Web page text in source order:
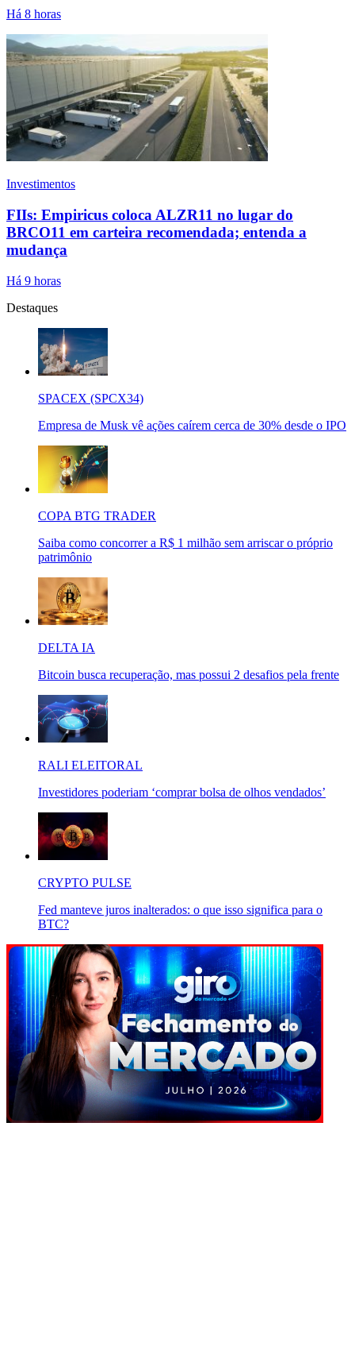
Há 8 horas
Investimentos
FIIs: Empiricus coloca ALZR11 no lugar do
BRCO11 em carteira recomendada; entenda a
mudança
Há 9 horas
Destaques
SPACEX (SPCX34)
Empresa de Musk vê ações caírem cerca de 30% desde o IPO
COPA BTG TRADER
Saiba como concorrer a R$ 1 milhão sem arriscar o próprio
patrimônio
DELTA IA
Bitcoin busca recuperação, mas possui 2 desafios pela frente
RALI ELEITORAL
Investidores poderiam ‘comprar bolsa de olhos vendados’
CRYPTO PULSE
Fed manteve juros inalterados: o que isso significa para o
BTC?